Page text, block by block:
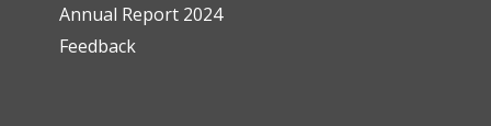
Annual Report 2024
Feedback